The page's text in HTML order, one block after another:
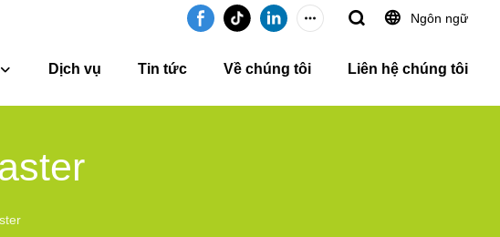
Ngôn ngữ
Dịch vụ Tin tức Về chúng tôi Liên hệ chúng tôi